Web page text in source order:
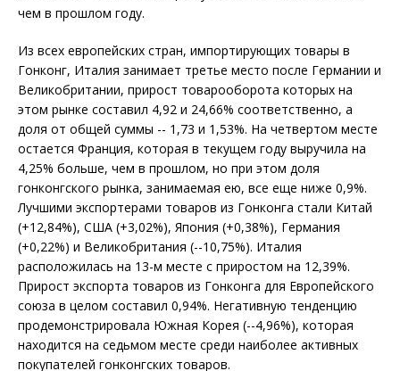
чем в прошлом году.
Из всех европейских стран, импортирующих товары в
Гонконг, Италия занимает третье место после Германии и
Великобритании, прирост товарооборота которых на
этом рынке составил 4,92 и 24,66% соответственно, а
доля от общей суммы -- 1,73 и 1,53%. На четвертом месте
остается Франция, которая в текущем году выручила на
4,25% больше, чем в прошлом, но при этом доля
гонконгского рынка, занимаемая ею, все еще ниже 0,9%.
Лучшими экспортерами товаров из Гонконга стали Китай
(+12,84%), США (+3,02%), Япония (+0,38%), Германия
(+0,22%) и Великобритания (--10,75%). Италия
расположилась на 13-м месте с приростом на 12,39%.
Прирост экспорта товаров из Гонконга для Европейского
союза в целом составил 0,94%. Негативную тенденцию
продемонстрировала Южная Корея (--4,96%), которая
находится на седьмом месте среди наиболее активных
покупателей гонконгских товаров.